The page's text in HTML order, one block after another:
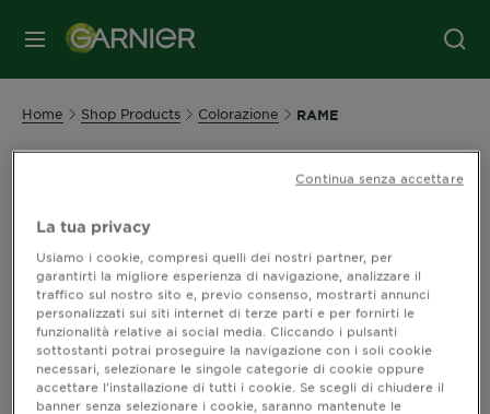
MENU
Home Shop Products Colorazione RAME
Garnier per Colore Rame
Scopri tutte le colorazioni per ramati glamour.
Per fare la prova virtuale del colore con Color Match
trovare quello perfetto per te, clicca sul prodotto e poi
sull’icona
La tua privacy
Usiamo i cookie, compresi quelli dei nostri partner, per
garantirti la migliore esperienza di navigazione, analizzare il
traffico sul nostro sito e, previo consenso, mostrarti annunci
personalizzati sui siti internet di terze parti e per fornirti le
funzionalità relative ai social media. Cliccando i pulsanti
sottostanti potrai proseguire la navigazione con i soli cookie
necessari, selezionare le singole categorie di cookie oppure
accettare l’installazione di tutti i cookie. Se scegli di chiudere il
banner senza selezionare i cookie, saranno mantenute le
Continua senza accettare